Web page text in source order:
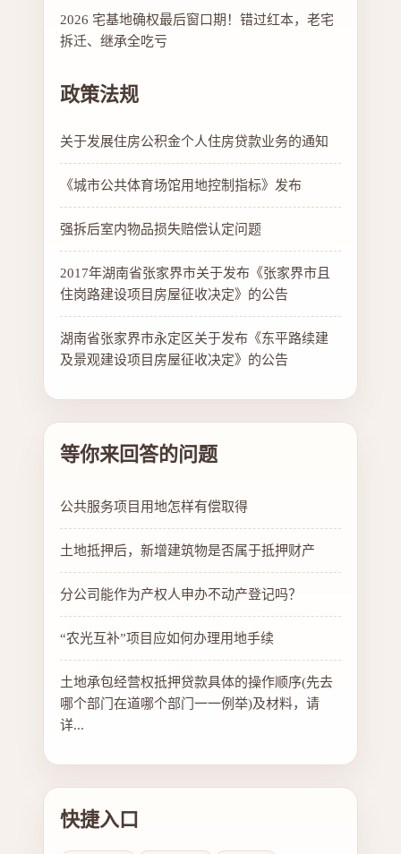
2026 宅基地确权最后窗口期！错过红本，老宅
拆迁、继承全吃亏
政策法规
关于发展住房公积金个人住房贷款业务的通知
《城市公共体育场馆用地控制指标》发布
强拆后室内物品损失赔偿认定问题
2017年湖南省张家界市关于发布《张家界市且
住岗路建设项目房屋征收决定》的公告
湖南省张家界市永定区关于发布《东平路续建
及景观建设项目房屋征收决定》的公告
等你来回答的问题
公共服务项目用地怎样有偿取得
土地抵押后，新增建筑物是否属于抵押财产
分公司能作为产权人申办不动产登记吗？
“农光互补”项目应如何办理用地手续
土地承包经营权抵押贷款具体的操作顺序(先去
哪个部门在道哪个部门一一例举)及材料，请
详...
快捷入口